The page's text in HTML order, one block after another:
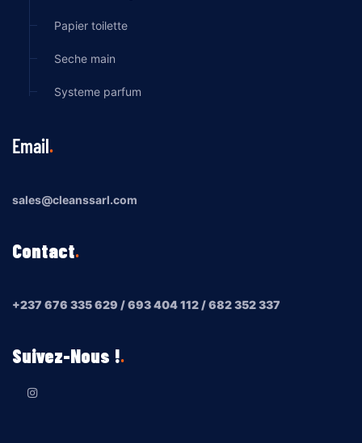
Papier toilette
Seche main
Systeme parfum
Email
sales@cleanssarl.com
Contact
+237 676 335 629 / 693 404 112 / 682 352 337
Suivez-Nous !